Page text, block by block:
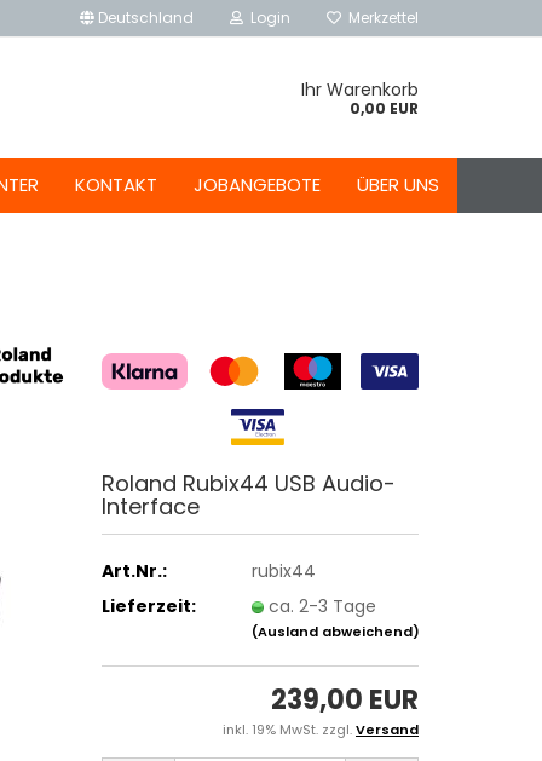
Deutschland Login Merkzettel
Ihr Warenkorb
0,00 EUR
KONTAKT JOBANGEBOTE ÜBER UNS
Roland Rubix44 USB Audio-
Interface
Art.Nr.:
rubix44
Lieferzeit:
ca. 2-3 Tage
(Ausland abweichend)
239,00 EUR
inkl. 19% MwSt. zzgl.Versand